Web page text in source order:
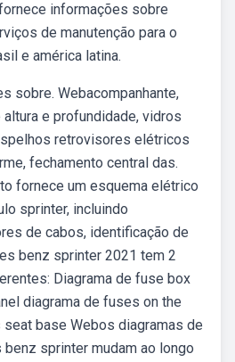
informações sobre
de manutenção para o
e américa latina.
sobre. Webacompanhante,
e profundidade, vidros
retrovisores elétricos
fechamento central das.
fornece um esquema elétrico
sprinter, incluindo
de cabos, identificação de
benz sprinter 2021 tem 2
Diagrama de fuse box
diagrama de fuses on the
base Webos diagramas de
sprinter mudam ao longo